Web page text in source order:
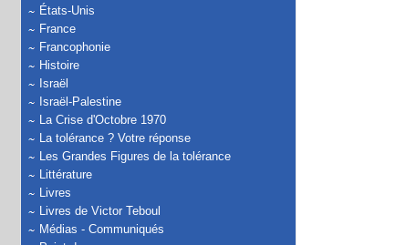
États-Unis
France
Francophonie
Histoire
Israël
Israël-Palestine
La Crise d'Octobre 1970
La tolérance ? Votre réponse
Les Grandes Figures de la tolérance
Littérature
Livres
Livres de Victor Teboul
Médias - Communiqués